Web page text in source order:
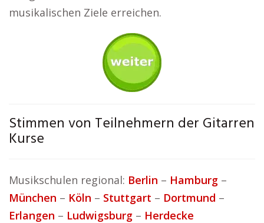
musikalischen Ziele erreichen.
Stimmen von Teilnehmern der Gitarren
Kurse
Musikschulen regional: Berlin – Hamburg –
München – Köln – Stuttgart – Dortmund –
Erlangen – Ludwigsburg – Herdecke